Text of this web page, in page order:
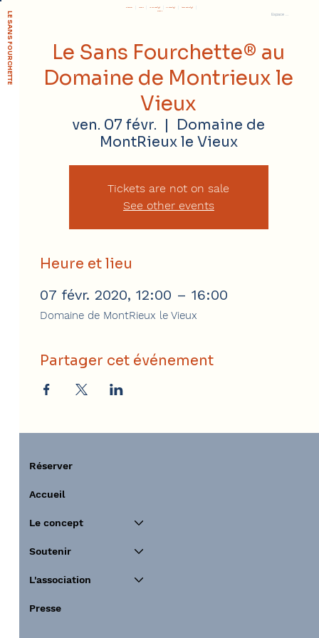
Réserver Accueil Le concept Soutenir L'association
Presse
Espace membre
LE SANS FOURCHETTE
Le Sans Fourchette® au
Domaine de Montrieux le
Vieux
ven. 07 févr.
  |
Domaine de
MontRieux le Vieux
Tickets are not on sale
See other events
Heure et lieu
07 févr. 2020, 12:00 – 16:00
Domaine de MontRieux le Vieux
Partager cet événement
Réserver
Accueil
Le concept
Soutenir
L'association
Presse